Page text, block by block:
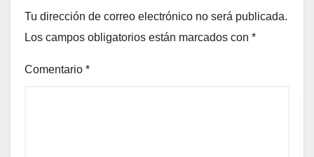
Tu dirección de correo electrónico no será publicada.
Los campos obligatorios están marcados con *
Comentario *